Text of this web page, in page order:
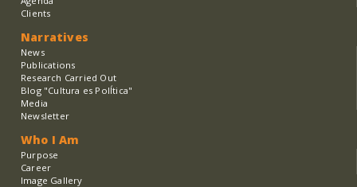
Clients
Narratives
News
Publications
Research Carried Out
Blog "Cultura es PolÍtica"
Media
Newsletter
Who I Am
Purpose
Career
Image Gallery